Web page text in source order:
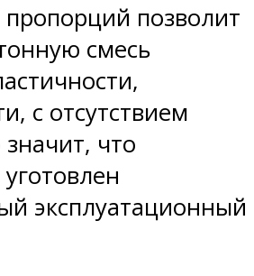
позволит
смесь
с отсутствием
значит, что
эксплуатационный